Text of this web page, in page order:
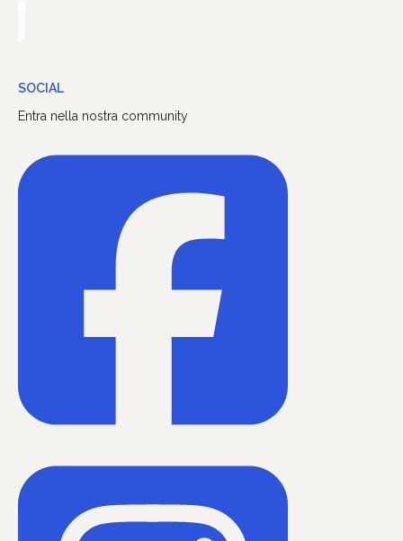
SOCIAL
Entra nella nostra community